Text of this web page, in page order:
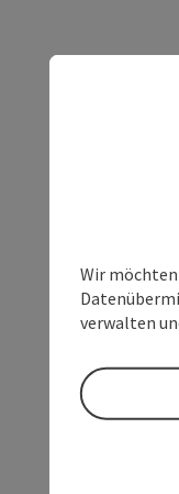
Wir
verwalten